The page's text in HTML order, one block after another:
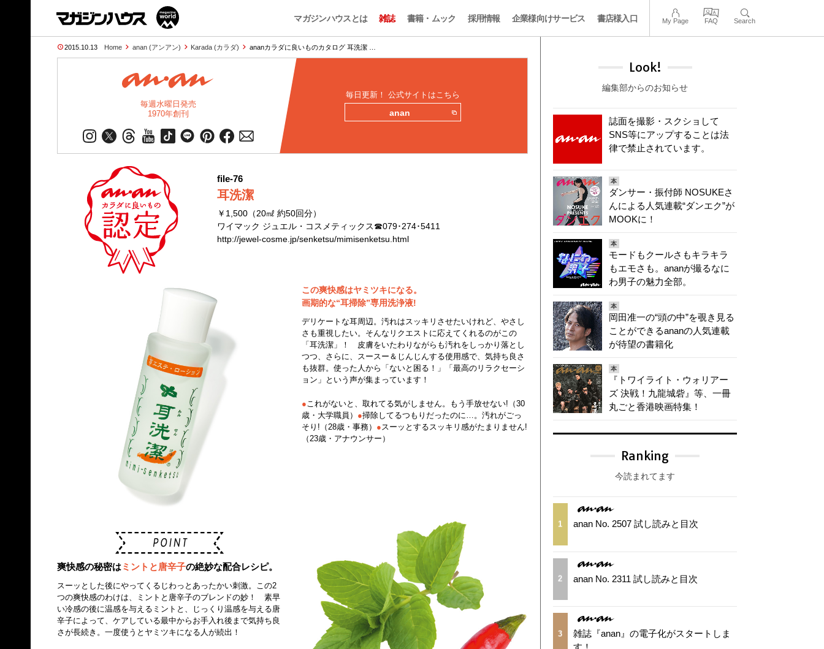
マガジンハウスとは 雑誌 書籍・ムック 採用情報 企業様向けサービス 書店様入口 My Page FAQ Search
2015.10.13 Home anan (アンアン) Karada (カラダ) ananカラダに良いものカタログ 耳洗潔 …
毎週水曜日発売
1970年創刊
毎日更新！ 公式サイトはこちら
anan
file-76
耳洗潔
￥1,500（20㎖ 約50回分）
ワイマック ジュエル・コスメティックス☎079･274･5411
http://jewel-cosme.jp/senketsu/mimisenketsu.html
この爽快感はヤミツキになる。
画期的な“耳掃除”専用洗浄液!
デリケートな耳周辺。汚れはスッキリさせたいけれど、やさし
さも重視したい。そんなリクエストに応えてくれるのがこの
「耳洗潔」！ 皮膚をいたわりながらも汚れをしっかり落とし
つつ、さらに、スースー＆じんじんする使用感で、気持ち良さ
も抜群。使った人から「ないと困る！」「最高のリラクセーシ
ョン」という声が集まっています！
●これがないと、取れてる気がしません。もう手放せない!（30
歳・大学職員） ●掃除してるつもりだったのに…。汚れがごっ
そり!（28歳・事務） ●スーッとするスッキリ感がたまりません!
（23歳・アナウンサー）
爽快感の秘密はミントと唐辛子の絶妙な配合レシピ。
スーッとした後にやってくるじわっとあったかい刺激。この2
つの爽快感のわけは、ミントと唐辛子のブレンドの妙！ 素早
い冷感の後に温感を与えるミントと、じっくり温感を与える唐
辛子によって、ケアしている最中からお手入れ後まで気持ち良
さが長続き。一度使うとヤミツキになる人が続出！
Look!
編集部からのお知らせ
誌面を撮影・スクショして
SNS等にアップすることは法
律で禁止されています。
本
ダンサー・振付師 NOSUKEさ
んによる人気連載“ダンエク”が
MOOKに！
本
モードもクールさもキラキラ
もエモさも。ananが撮るなに
わ男子の魅力全部。
本
岡田准一の“頭の中”を覗き見る
ことができるananの人気連載
が待望の書籍化
本
『トワイライト・ウォリアー
ズ 決戦！九龍城砦』等、一冊
丸ごと香港映画特集！
Ranking
今読まれてます
1 anan No. 2507 試し読みと目次
2 anan No. 2311 試し読みと目次
3
雑誌『anan』の電子化がスタートしま